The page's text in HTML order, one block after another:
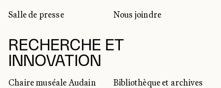
Salle de presse
Nous joindre
RECHERCHE ET
INNOVATION
Chaire muséale Audain
Bibliothèque et archives